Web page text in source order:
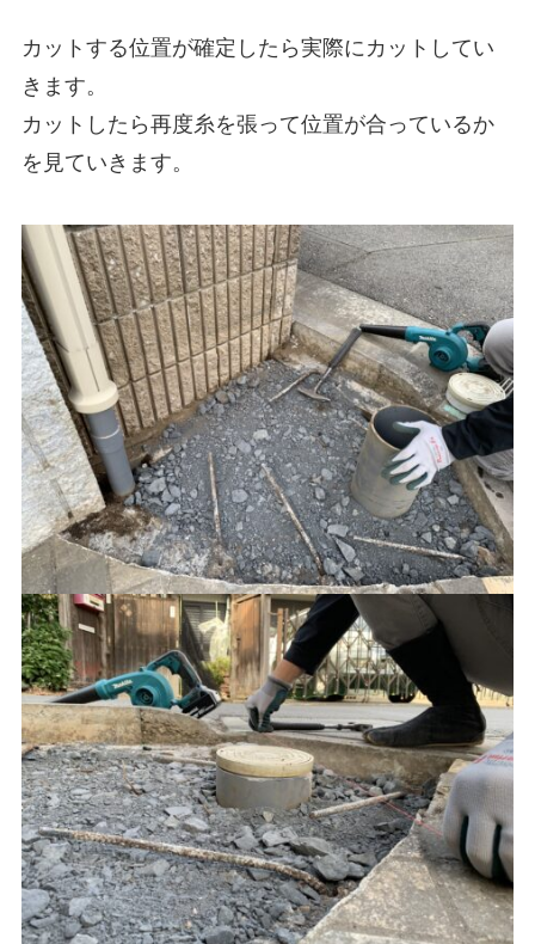
カットする位置が確定したら実際にカットしてい
きます。
カットしたら再度糸を張って位置が合っているか
を見ていきます。